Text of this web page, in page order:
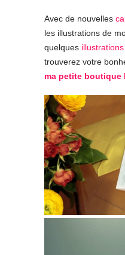
Avec de nouvelles
les illustrations de
quelques illustrations
trouverez votre
ma petite boutique